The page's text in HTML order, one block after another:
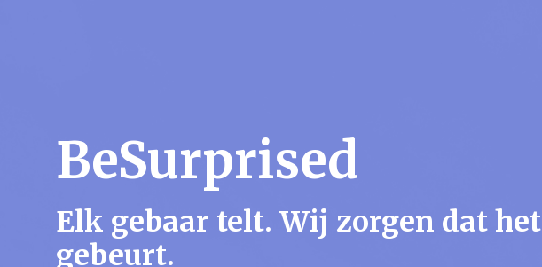
BeSurprised
Elk gebaar telt. Wij zorgen dat het
gebeurt.